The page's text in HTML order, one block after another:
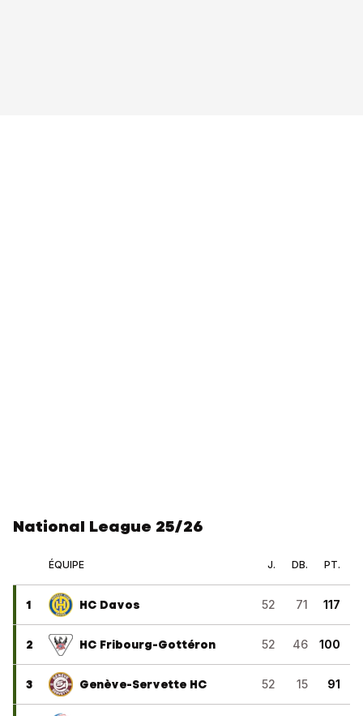
National League 25/26
ÉQUIPE J. DB. PT.
1 HC Davos 52 71 117
2 HC Fribourg-Gottéron 52 46 100
3 Genève-Servette HC 52 15 91